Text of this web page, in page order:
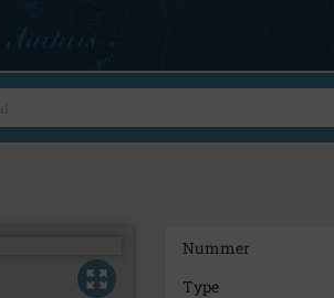
Nummer
Type